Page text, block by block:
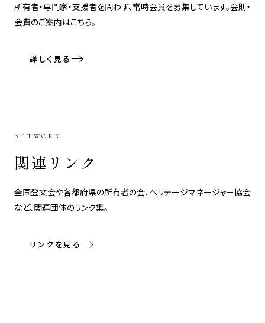
所有者・専門家・支援者を問わず、常時会員を募集しています。会則・
会費のご案内はこちら。
詳しく見る
NETWORK
関連リンク
全国登文会や各都府県の所有者の会、ヘリテージマネージャー協会
など、関連団体のリンク集。
リンクを見る